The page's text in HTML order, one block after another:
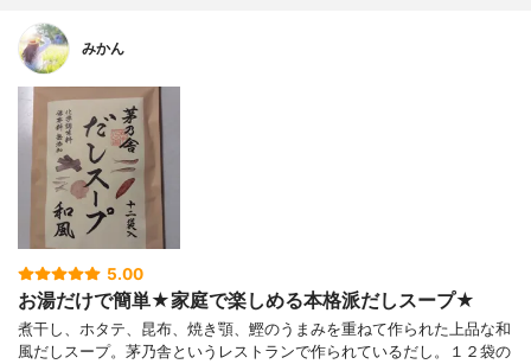
みかん
5.00
お湯だけで簡単★家庭で楽しめる本格派だしスープ★
煮干し、ホタテ、昆布、焼き顎、鰹のうまみを重ねて作られた上品な和
風だしスープ。茅乃舎というレストランで作られているだし。１２袋の